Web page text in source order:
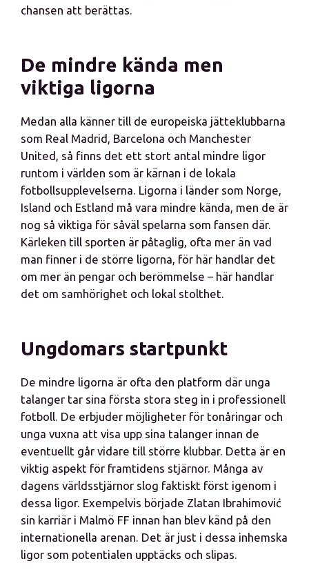
chansen att berättas.
De mindre kända men
viktiga ligorna
Medan alla känner till de europeiska jätteklubbarna
som Real Madrid, Barcelona och Manchester
United, så finns det ett stort antal mindre ligor
runtom i världen som är kärnan i de lokala
fotbollsupplevelserna. Ligorna i länder som Norge,
Island och Estland må vara mindre kända, men de är
nog så viktiga för såväl spelarna som fansen där.
Kärleken till sporten är påtaglig, ofta mer än vad
man finner i de större ligorna, för här handlar det
om mer än pengar och berömmelse – här handlar
det om samhörighet och lokal stolthet.
Ungdomars startpunkt
De mindre ligorna är ofta den platform där unga
talanger tar sina första stora steg in i professionell
fotboll. De erbjuder möjligheter för tonåringar och
unga vuxna att visa upp sina talanger innan de
eventuellt går vidare till större klubbar. Detta är en
viktig aspekt för framtidens stjärnor. Många av
dagens världsstjärnor slog faktiskt först igenom i
dessa ligor. Exempelvis började Zlatan Ibrahimović
sin karriär i Malmö FF innan han blev känd på den
internationella arenan. Det är just i dessa inhemska
ligor som potentialen upptäcks och slipas.